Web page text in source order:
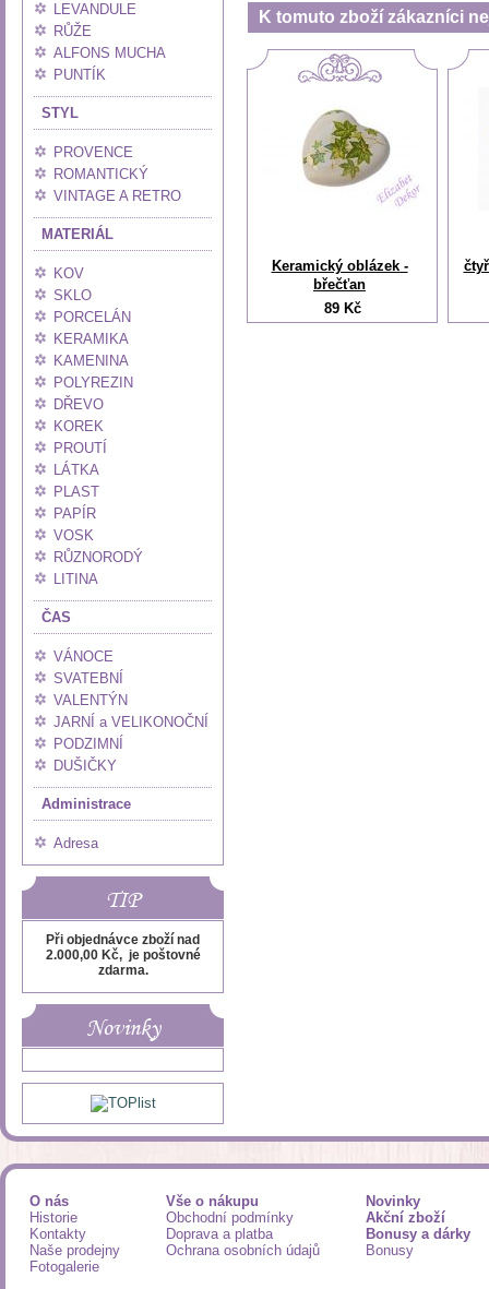
LEVANDULE
RŮŽE
ALFONS MUCHA
PUNTÍK
STYL
PROVENCE
ROMANTICKÝ
VINTAGE A RETRO
MATERIÁL
KOV
SKLO
PORCELÁN
KERAMIKA
KAMENINA
POLYREZIN
DŘEVO
KOREK
PROUTÍ
LÁTKA
PLAST
PAPÍR
VOSK
RŮZNORODÝ
LITINA
ČAS
VÁNOCE
SVATEBNÍ
VALENTÝN
JARNÍ a VELIKONOČNÍ
PODZIMNÍ
DUŠIČKY
Administrace
Adresa
TIP
Při objednávce zboží nad
2.000,00 Kč, je poštovné
zdarma.
Novinky
K tomuto zboží zákazníci
Keramický oblázek -
břečťan
89 Kč
O nás
Historie
Kontakty
Naše prodejny
Fotogalerie
Vše o nákupu
Obchodní podmínky
Doprava a platba
Ochrana osobních údajů
Novinky
Akční zboží
Bonusy a dárky
Bonusy